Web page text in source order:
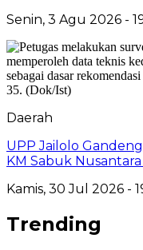
Senin, 3 Agu 2026 -
Daerah
UPP Jailolo
KM Sabuk
Kamis, 30 Jul 2026 -
Trending